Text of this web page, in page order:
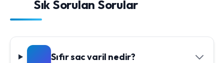
Sık Sorulan Sorular
Sıfır sac varil nedir?